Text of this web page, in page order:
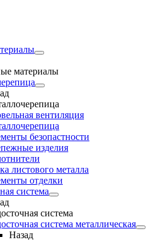
материалы
вентиляция
безопастности
изделия
листового металла
отделки
система
система
система металлическая
Назад